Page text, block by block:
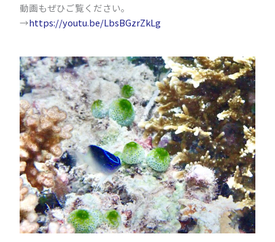
動画もぜひご覧ください。
→https://youtu.be/LbsBGzrZkLg